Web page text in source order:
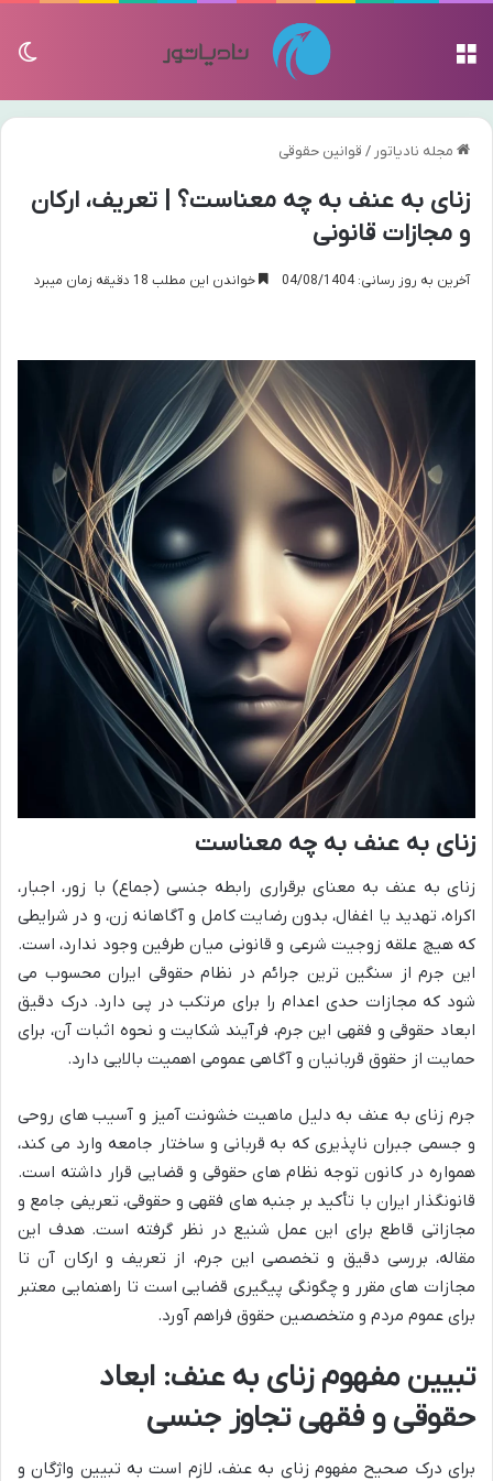
مجله نادیاتور / قوانین حقوقی
زنای به عنف به چه معناست؟ | تعریف، ارکان
و مجازات قانونی
آخرین به روز رسانی: 04/08/1404 خواندن این مطلب 18 دقیقه زمان میبرد
زنای به عنف به چه معناست
زنای به عنف به معنای برقراری رابطه جنسی (جماع) با زور، اجبار،
اکراه، تهدید یا اغفال، بدون رضایت کامل و آگاهانه زن، و در شرایطی
که هیچ علقه زوجیت شرعی و قانونی میان طرفین وجود ندارد، است.
این جرم از سنگین ترین جرائم در نظام حقوقی ایران محسوب می
شود که مجازات حدی اعدام را برای مرتکب در پی دارد. درک دقیق
ابعاد حقوقی و فقهی این جرم، فرآیند شکایت و نحوه اثبات آن، برای
حمایت از حقوق قربانیان و آگاهی عمومی اهمیت بالایی دارد.
جرم زنای به عنف به دلیل ماهیت خشونت آمیز و آسیب های روحی
و جسمی جبران ناپذیری که به قربانی و ساختار جامعه وارد می کند،
همواره در کانون توجه نظام های حقوقی و قضایی قرار داشته است.
قانونگذار ایران با تأکید بر جنبه های فقهی و حقوقی، تعریفی جامع و
مجازاتی قاطع برای این عمل شنیع در نظر گرفته است. هدف این
مقاله، بررسی دقیق و تخصصی این جرم، از تعریف و ارکان آن تا
مجازات های مقرر و چگونگی پیگیری قضایی است تا راهنمایی معتبر
برای عموم مردم و متخصصین حقوق فراهم آورد.
تبیین مفهوم زنای به عنف: ابعاد
حقوقی و فقهی تجاوز جنسی
برای درک صحیح مفهوم زنای به عنف، لازم است به تبیین واژگان و